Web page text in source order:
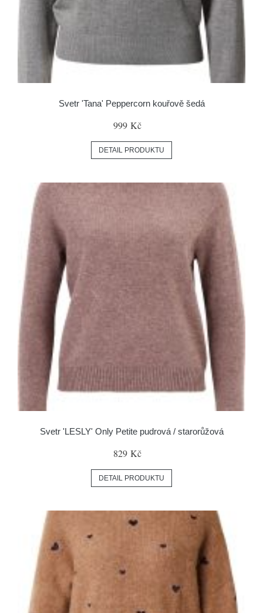
Svetr 'Tana' Peppercorn kouřově šedá
999 Kč
DETAIL PRODUKTU
Svetr 'LESLY' Only Petite pudrová / starorůžová
829 Kč
DETAIL PRODUKTU